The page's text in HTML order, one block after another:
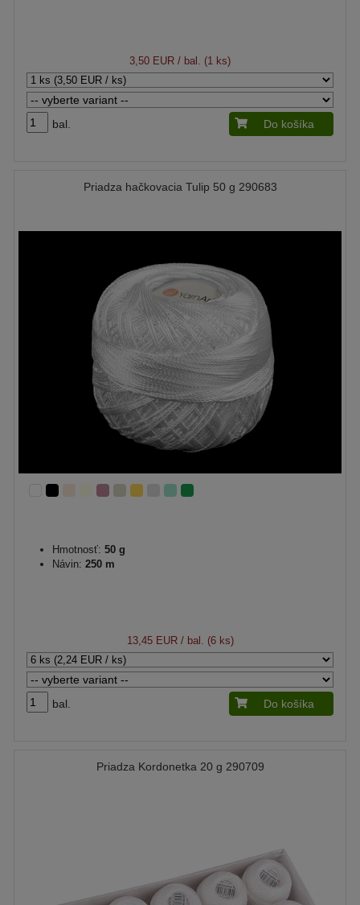
3,50 EUR / bal. (1 ks)
bal. Do košíka
Priadza hačkovacia Tulip 50 g 290683
Hmotnosť: 50 g
Návin: 250 m
13,45 EUR/ bal. (6 ks)
bal. Do košíka
Priadza Kordonetka 20 g 290709